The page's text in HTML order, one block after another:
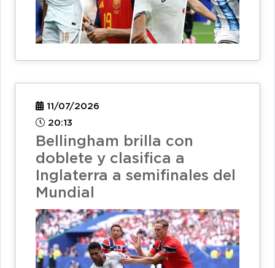
11/07/2026
20:13
Bellingham brilla con
doblete y clasifica a
Inglaterra a semifinales del
Mundial